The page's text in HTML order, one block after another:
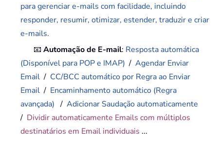
para gerenciar e-mails com facilidade, incluindo
responder, resumir, otimizar, estender, traduzir e criar
e-mails.
📧Automação de E-mail: Resposta automática
(Disponível para POP e IMAP) /Agendar Enviar
Email / CC/BCC automático por Regra ao Enviar
Email / Encaminhamento automático (Regra
avançada) /Adicionar Saudação automaticamente
/ Dividir automaticamente Emails com múltiplos
destinatários em Email individuais ...